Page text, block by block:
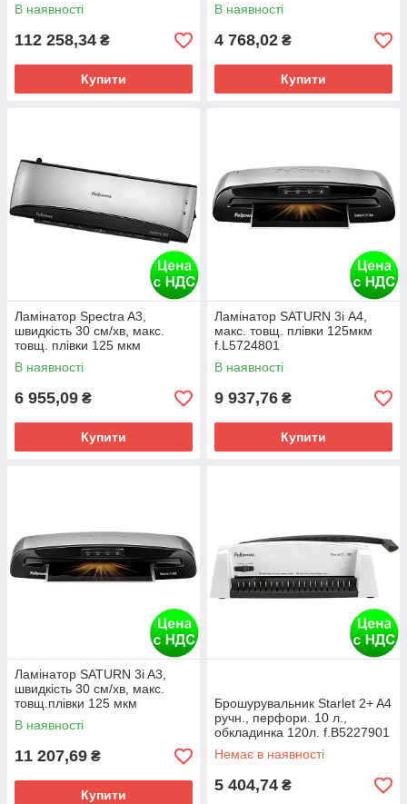
В наявності
112 258,34 ₴
Купити
В наявності
4 768,02 ₴
Купити
Ламінатор Spectra A3,
швидкість 30 см/хв, макс.
товщ. плівки 125 мкм
f.L5738301
В наявності
6 955,09 ₴
Купити
Ламінатор SATURN 3i А4,
макс. товщ. плівки 125мкм
f.L5724801
В наявності
9 937,76 ₴
Купити
Ламінатор SATURN 3i A3,
швидкість 30 см/хв, макс.
товщ.плівки 125 мкм
f.L5736001
В наявності
11 207,69 ₴
Купити
Брошурувальник Starlet 2+ A4
ручн., перфори. 10 л.,
обкладинка 120л. f.B5227901
Немає в наявності
5 404,74 ₴